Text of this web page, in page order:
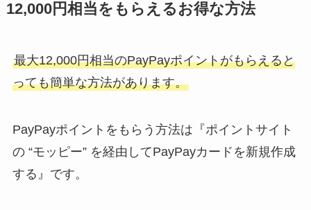
12,000円相当をもらえるお得な方法
最大12,000円相当のPayPayポイントがもらえると
っても簡単な方法があります。
PayPayポイントをもらう方法は『ポイントサイト
の “モッピー” を経由してPayPayカードを新規作成
する』です。